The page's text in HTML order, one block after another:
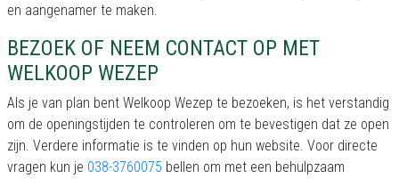
en aangenamer te maken.
BEZOEK OF NEEM CONTACT OP MET
WELKOOP WEZEP
Als je van plan bent Welkoop Wezep te bezoeken, is het verstandig
om de openingstijden te controleren om te bevestigen dat ze open
zijn. Verdere informatie is te vinden op hun website. Voor directe
vragen kun je 038-3760075 bellen om met een behulpzaam